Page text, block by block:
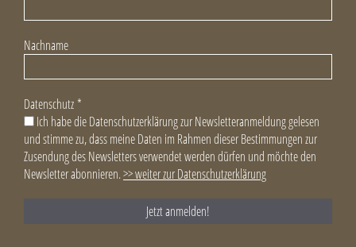
Nachname
Datenschutz *
Ich habe die Datenschutzerklärung zur Newsletteranmeldung gelesen
und stimme zu, dass meine Daten im Rahmen dieser Bestimmungen zur
Zusendung des Newsletters verwendet werden dürfen und möchte den
Newsletter abonnieren.>> weiter zur Datenschutzerklärung